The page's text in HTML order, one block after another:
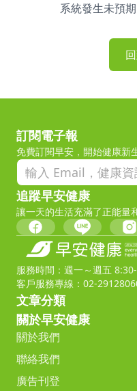
系統發生未預
訂閱電子報
免費訂閱早安，開始健康新
追蹤早安健康
讓一天的生活充滿了正能量
服務時間：週一～週五
客戶服務專線：02-
文章分類
關於早安健康
關於我們
聯絡我們
廣告刊登